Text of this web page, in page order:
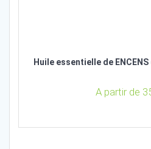
Huile essentielle de ENCENS
A partir de